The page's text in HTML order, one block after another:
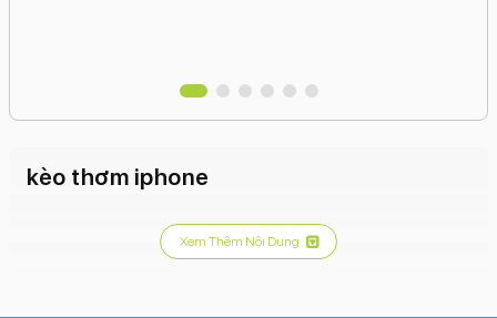
kèo thơm iphone
Xem Thêm Nội Dung